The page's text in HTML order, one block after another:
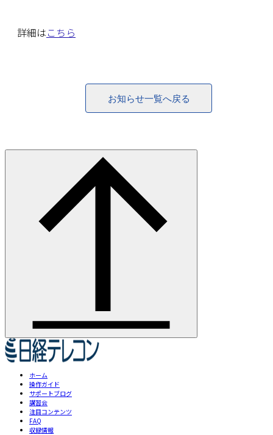
詳細はこちら
お知らせ一覧へ戻る
ホーム
操作ガイド
サポートブログ
講習会
注目コンテンツ
FAQ
収録情報